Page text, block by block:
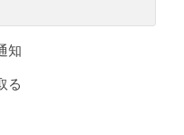
知
る